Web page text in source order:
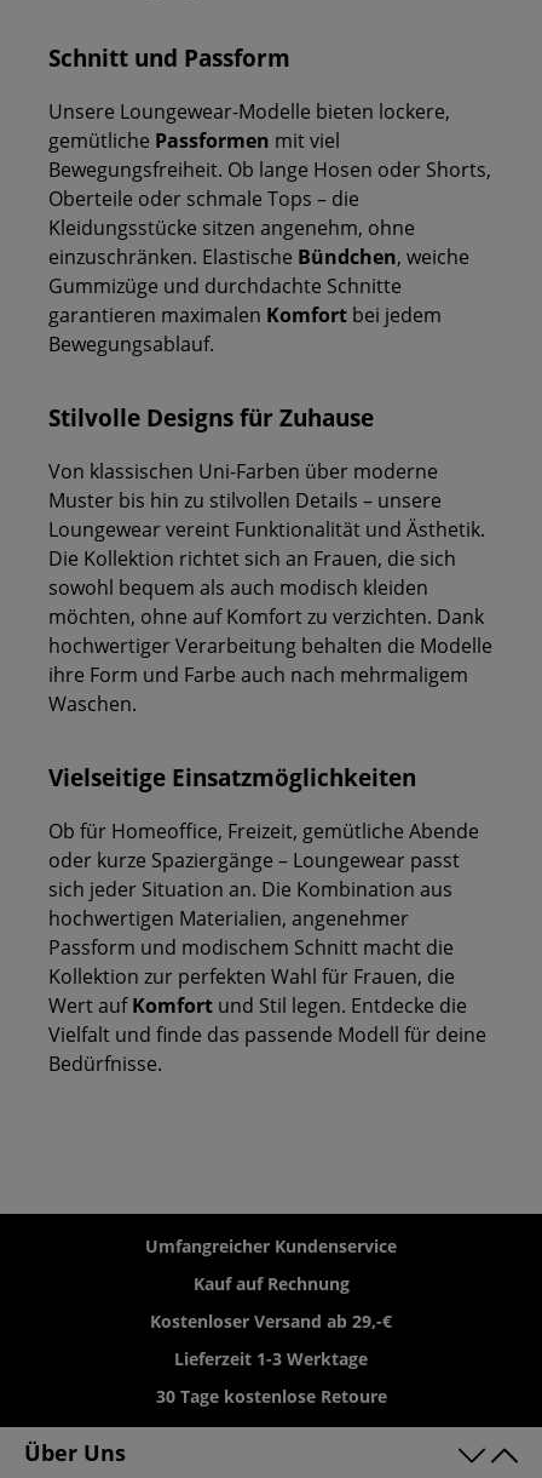
Schnitt und Passform
Unsere Loungewear-Modelle bieten lockere,
gemütliche Passformen mit viel
Bewegungsfreiheit. Ob lange Hosen oder Shorts,
Oberteile oder schmale Tops – die
Kleidungsstücke sitzen angenehm, ohne
einzuschränken. Elastische Bündchen, weiche
Gummizüge und durchdachte Schnitte
garantieren maximalen Komfort bei jedem
Bewegungsablauf.
Stilvolle Designs für Zuhause
Von klassischen Uni-Farben über moderne
Muster bis hin zu stilvollen Details – unsere
Loungewear vereint Funktionalität und Ästhetik.
Die Kollektion richtet sich an Frauen, die sich
sowohl bequem als auch modisch kleiden
möchten, ohne auf Komfort zu verzichten. Dank
hochwertiger Verarbeitung behalten die Modelle
ihre Form und Farbe auch nach mehrmaligem
Waschen.
Vielseitige Einsatzmöglichkeiten
Ob für Homeoffice, Freizeit, gemütliche Abende
oder kurze Spaziergänge – Loungewear passt
sich jeder Situation an. Die Kombination aus
hochwertigen Materialien, angenehmer
Passform und modischem Schnitt macht die
Kollektion zur perfekten Wahl für Frauen, die
Wert aufKomfort und Stil legen. Entdecke die
Vielfalt und finde das passende Modell für deine
Bedürfnisse.
Umfangreicher Kundenservice
Kauf auf Rechnung
Kostenloser Versand ab 29,-€
Lieferzeit 1-3 Werktage
30 Tage kostenlose Retoure
Über Uns